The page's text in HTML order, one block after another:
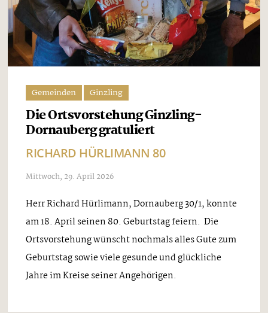
Gemeinden Ginzling
Die Ortsvorstehung Ginzling-
Dornauberg gratuliert
RICHARD HÜRLIMANN 80
Mittwoch, 29. April 2026
Herr Richard Hürlimann, Dornauberg 30/1, konnte
am 18. April seinen 80. Geburtstag feiern. Die
Ortsvorstehung wünscht nochmals alles Gute zum
Geburtstag sowie viele gesunde und glückliche
Jahre im Kreise seiner Angehörigen.